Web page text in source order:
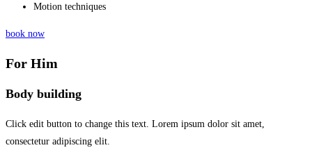
Motion techniques
book now
For Him
Body building
Click edit button to change this text. Lorem ipsum dolor sit amet,
consectetur adipiscing elit.